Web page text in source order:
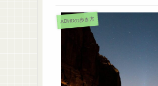
ADHDの歩き方